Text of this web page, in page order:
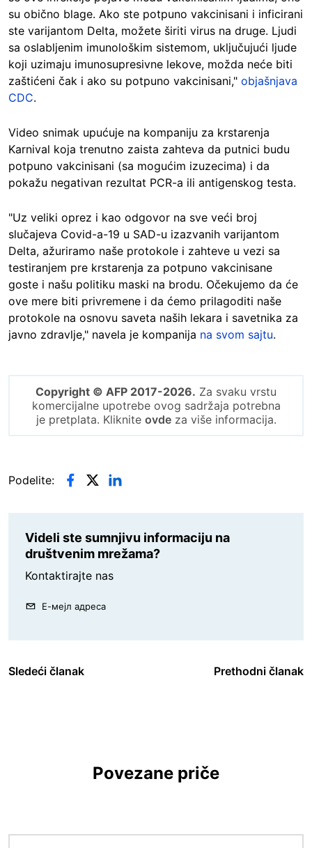
su obično blage. Ako ste potpuno vakcinisani i inficirani
ste varijantom Delta, možete širiti virus na druge. Ljudi
sa oslabljenim imunološkim sistemom, uključujući ljude
koji uzimaju imunosupresivne lekove, možda neće biti
zaštićeni čak i ako su potpuno vakcinisani," objašnjava
CDC.
Video snimak upućuje na kompaniju za krstarenja
Karnival koja trenutno zaista zahteva da putnici budu
potpuno vakcinisani (sa mogućim izuzecima) i da
pokažu negativan rezultat PCR-a ili antigenskog testa.
"Uz veliki oprez i kao odgovor na sve veći broj
slučajeva Covid-a-19 u SAD-u izazvanih varijantom
Delta, ažuriramo naše protokole i zahteve u vezi sa
testiranjem pre krstarenja za potpuno vakcinisane
goste i našu politiku maski na brodu. Očekujemo da će
ove mere biti privremene i da ćemo prilagoditi naše
protokole na osnovu saveta naših lekara i savetnika za
javno zdravlje," navela je kompanija na svom sajtu.
Copyright © AFP 2017-2026. Za svaku vrstu
komercijalne upotrebe ovog sadržaja potrebna
je pretplata. Kliknite ovdeza više informacija.
Podelite:
Videli ste sumnjivu informaciju na
društvenim mrežama?
Kontaktirajte nas
Е-мејл адреса
Sledeći članak Prethodni članak
Povezane priče